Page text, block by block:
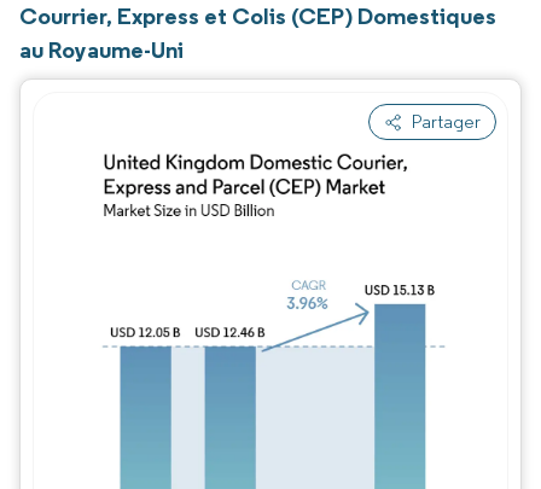
Courrier, Express et Colis (CEP) Domestiques
au Royaume-Uni
Partager